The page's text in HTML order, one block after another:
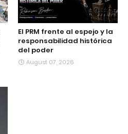
El PRM frente al espejo y la
responsabilidad histórica
del poder
August 07, 2026